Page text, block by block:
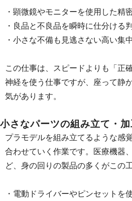
・顕微鏡やモニターを使用した精
・良品と不良品を瞬時に仕分ける
・小さな不備も見逃さない高い集
この仕事は、スピードよりも「正
神経を使う仕事ですが、座って静
気があります。
小さなパーツの組み立て・加
プラモデルを組み立てるような感
合わせていく作業です。医療機器
ど、身の回りの製品の多くがこの
・電動ドライバーやピンセットを